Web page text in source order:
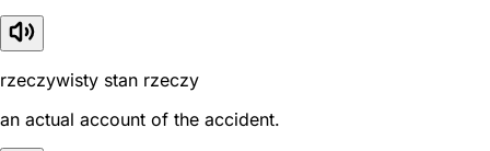
rzeczywisty stan rzeczy
an actual account of the accident.